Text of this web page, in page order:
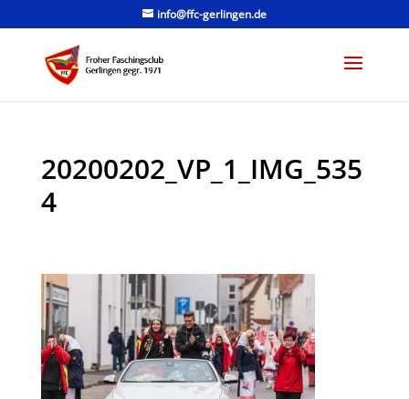
info@ffc-gerlingen.de
20200202_VP_1_IMG_535
4